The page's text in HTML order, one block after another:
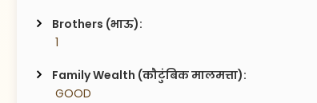
Brothers (भाऊ):
1
Family Wealth (कौटुंबिक मालमत्ता):
GOOD